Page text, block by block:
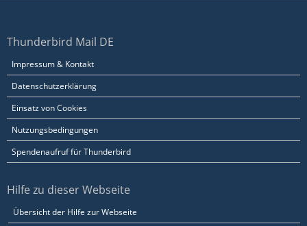
Thunderbird Mail DE
Impressum & Kontakt
Datenschutzerklärung
Einsatz von Cookies
Nutzungsbedingungen
Spendenaufruf für Thunderbird
Hilfe zu dieser Webseite
Übersicht der Hilfe zur Webseite